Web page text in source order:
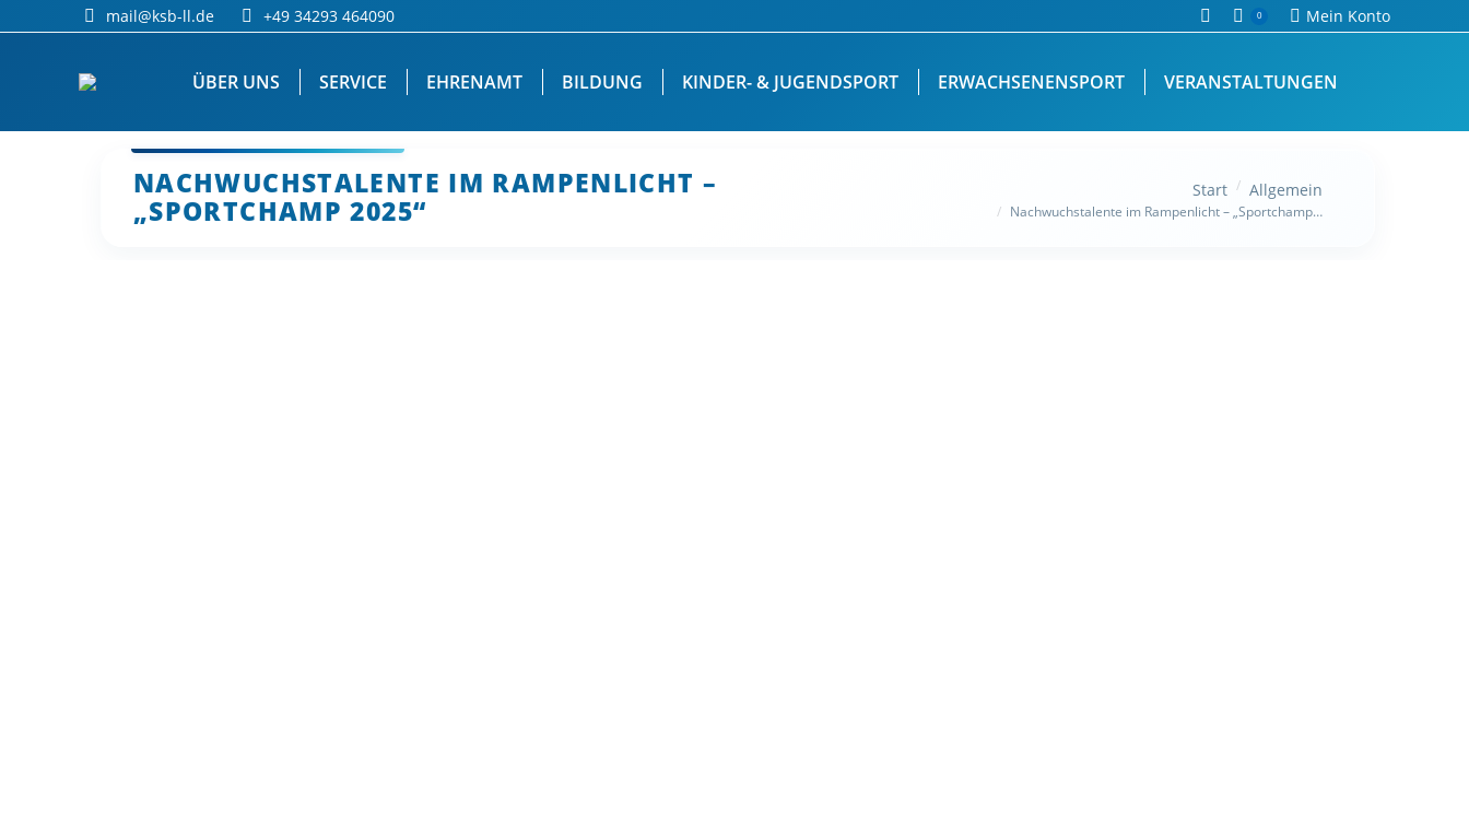
mail@ksb-ll.de +49 34293 464090 Search: 0 Mein Konto
ÜBER UNS SERVICE EHRENAMT BILDUNG KINDER- & JUGENDSPORT ERWACHSENENSPORT VERANSTALTUNGEN
NACHWUCHSTALENTE IM RAMPENLICHT –
„SPORTCHAMP 2025“
Start Allgemein
Nachwuchstalente im Rampenlicht – „Sportchamp…